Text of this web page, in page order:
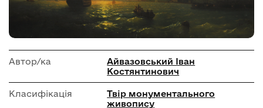
Автор/ка
Айвазовський Іван
Костянтинович
Класифікація
Твір монументального
живопису